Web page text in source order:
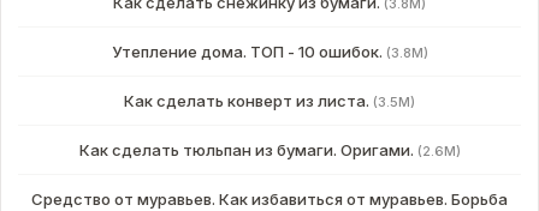
(3.8M)
Утепление дома. ТОП - 10 ошибок. (3.8M)
Как сделать конверт из листа. (3.5M)
Как сделать тюльпан из бумаги. Оригами. (2.6M)
Средство от муравьев. Как избавиться от муравьев. Борьба